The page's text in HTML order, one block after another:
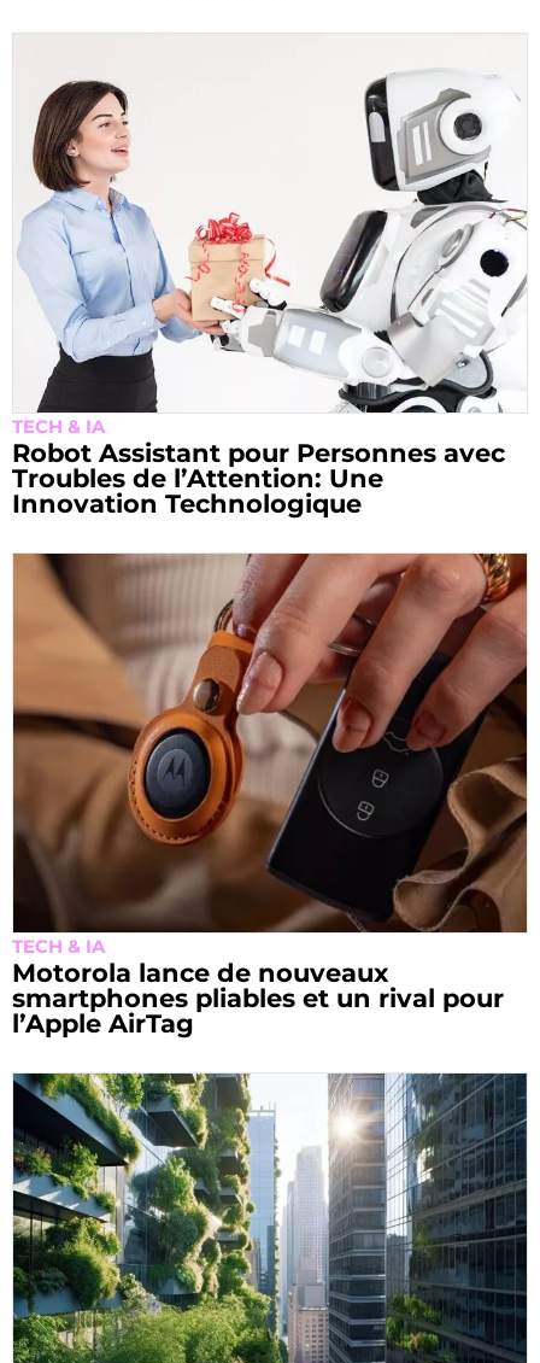
TECH & IA
Robot Assistant pour Personnes avec
Troubles de l’Attention: Une
Innovation Technologique
TECH & IA
Motorola lance de nouveaux
smartphones pliables et un rival pour
l’Apple AirTag